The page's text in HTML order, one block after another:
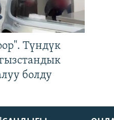
Түндүк
болду